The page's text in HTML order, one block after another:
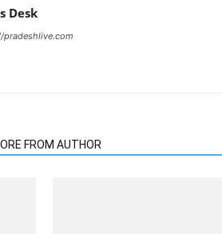
Desk
FROM AUTHOR